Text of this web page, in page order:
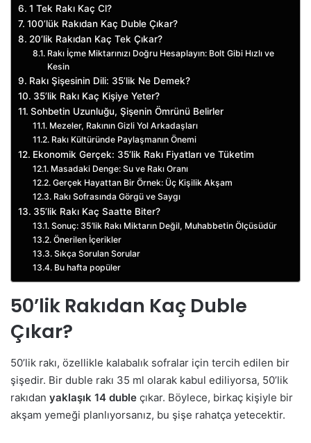
1 Tek Rakı Kaç Cl?
100’lük Rakıdan Kaç Duble Çıkar?
20’lik Rakıdan Kaç Tek Çıkar?
Rakı İçme Miktarınızı Doğru Hesaplayın: Bolt Gibi Hızlı ve
Kesin
Rakı Şişesinin Dili: 35’lik Ne Demek?
35’lik Rakı Kaç Kişiye Yeter?
Sohbetin Uzunluğu, Şişenin Ömrünü Belirler
Mezeler, Rakının Gizli Yol Arkadaşları
Rakı Kültüründe Paylaşmanın Önemi
Ekonomik Gerçek: 35’lik Rakı Fiyatları ve Tüketim
Masadaki Denge: Su ve Rakı Oranı
Gerçek Hayattan Bir Örnek: Üç Kişilik Akşam
Rakı Sofrasında Görgü ve Saygı
35’lik Rakı Kaç Saatte Biter?
Sonuç: 35’lik Rakı Miktarın Değil, Muhabbetin Ölçüsüdür
Önerilen İçerikler
Sıkça Sorulan Sorular
Bu hafta popüler
50’lik Rakıdan Kaç Duble
Çıkar?
50’lik rakı, özellikle kalabalık sofralar için tercih edilen bir
şişedir. Bir duble rakı 35 ml olarak kabul ediliyorsa, 50’lik
rakıdan yaklaşık 14 duble çıkar. Böylece, birkaç kişiyle bir
akşam yemeği planlıyorsanız, bu şişe rahatça yetecektir.